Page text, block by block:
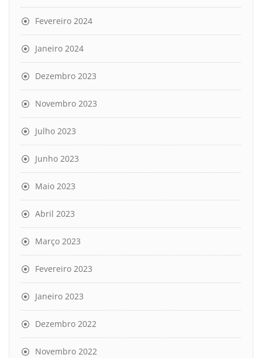
Fevereiro 2024
Janeiro 2024
Dezembro 2023
Novembro 2023
Julho 2023
Junho 2023
Maio 2023
Abril 2023
Março 2023
Fevereiro 2023
Janeiro 2023
Dezembro 2022
Novembro 2022